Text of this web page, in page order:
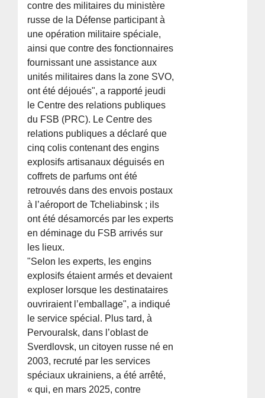
contre des militaires du ministère
russe de la Défense participant à
une opération militaire spéciale,
ainsi que contre des fonctionnaires
fournissant une assistance aux
unités militaires dans la zone SVO,
ont été déjoués", a rapporté jeudi
le Centre des relations publiques
du FSB (PRC). Le Centre des
relations publiques a déclaré que
cinq colis contenant des engins
explosifs artisanaux déguisés en
coffrets de parfums ont été
retrouvés dans des envois postaux
à l’aéroport de Tcheliabinsk ; ils
ont été désamorcés par les experts
en déminage du FSB arrivés sur
les lieux.
"Selon les experts, les engins
explosifs étaient armés et devaient
exploser lorsque les destinataires
ouvriraient l’emballage", a indiqué
le service spécial. Plus tard, à
Pervouralsk, dans l’oblast de
Sverdlovsk, un citoyen russe né en
2003, recruté par les services
spéciaux ukrainiens, a été arrêté,
« qui, en mars 2025, contre